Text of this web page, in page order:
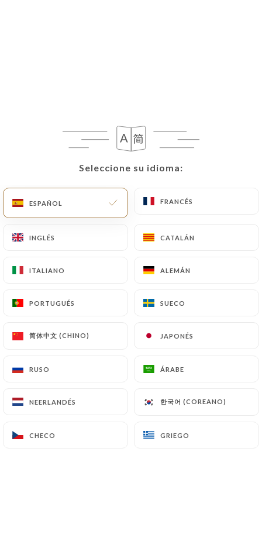
Seleccione su idioma:
ESPAÑOL FRANCÉS
INGLÉS CATALÁN
ITALIANO ALEMÁN
PORTUGUÉS SUECO
简体中文 (CHINO) JAPONÉS
RUSO ÁRABE
NEERLANDÉS 한국어 (COREANO)
CHECO GRIEGO
Galería
Seleccione su idioma:
ESPAÑOL FRANCÉS
INGLÉS CATALÁN
ITALIANO ALEMÁN
PORTUGUÉS SUECO
简体中文 (CHINO) JAPONÉS
RUSO ÁRABE
NEERLANDÉS 한국어 (COREANO)
CHECO GRIEGO